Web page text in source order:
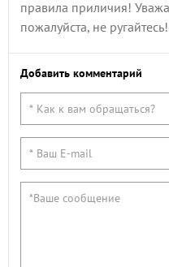
правила приличия!
пожалуйста, не ругайтесь!
Добавить комментарий